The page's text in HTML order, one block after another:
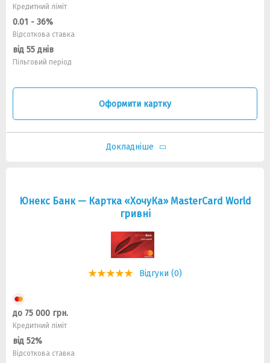
Кредитний ліміт
0.01 - 36%
Відсоткова ставка
від 55 днів
Пільговий період
Оформити картку
Докладніше
Юнекс Банк — Картка «ХочуКа» MasterCard World
гривнi
Відгуки (0)
до 75 000 грн.
Кредитний ліміт
від 52%
Відсоткова ставка